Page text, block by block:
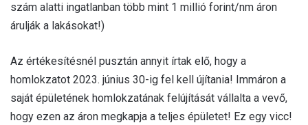
szám alatti ingatlanban több mint 1 millió forint/nm áron
árulják a lakásokat!)
Az értékesítésnél pusztán annyit írtak elő, hogy a
homlokzatot 2023. június 30-ig fel kell újítania! Immáron a
saját épületének homlokzatának felújítását vállalta a vevő,
hogy ezen az áron megkapja a teljes épületet! Ez egy vicc!